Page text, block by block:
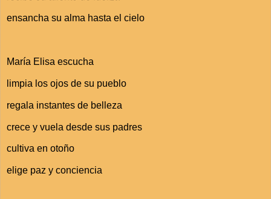
ensancha su alma hasta el cielo
María Elisa escucha
limpia los ojos de su pueblo
regala instantes de belleza
crece y vuela desde sus padres
cultiva en otoño
elige paz y conciencia